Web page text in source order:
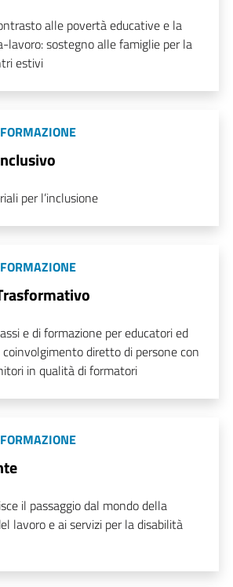
alle povertà educative e la
lavoro: sostegno alle famiglie per la
estivi
per l’inclusione
e di formazione per educatori ed
diretto di persone con
in qualità di formatori
il passaggio dal mondo della
lavoro e ai servizi per la disabilità